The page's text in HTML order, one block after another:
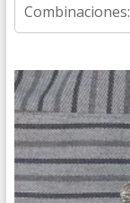
Combinaciones: